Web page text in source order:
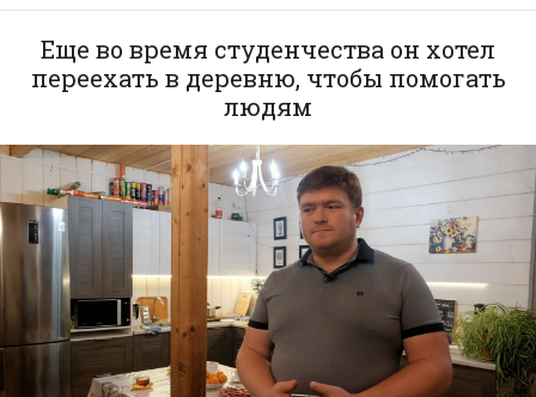
Еще во время студенчества он хотел
переехать в деревню, чтобы помогать
людям